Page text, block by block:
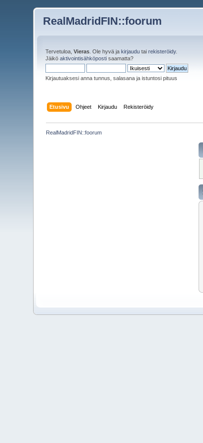
RealMadridFIN::foorum
Tervetuloa,Vieras . Ole hyvä jakirjaudu tairekisteröidy.
Jäiköaktivointisähköposti saamatta?
Kirjautuaksesi anna tunnus, salasana ja istuntosi pituus
Etusivu Ohjeet Kirjaudu Rekisteröidy
RealMadridFIN::foorum